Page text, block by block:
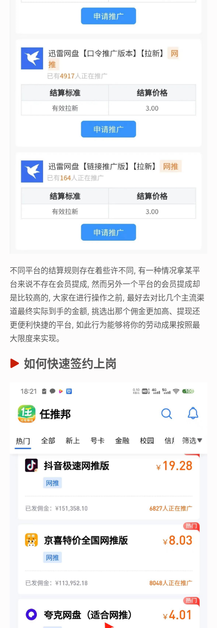
不同平台的结算规则存在着些许不同, 有一种情况拿某平
台来说不存在会员提成, 然而另外一个平台的会员提成却
是比较高的, 大家在进行操作之前, 最好去对比几个主流渠
道最终实际到手的金额, 挑选出那个佣金更加高、提现还
更便利快捷的平台, 如此行为能够将你的劳动成果按照最
大限度来实现。
如何快速签约上岗